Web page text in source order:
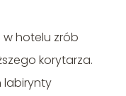
w hotelu zrób
korytarza.
labirynty